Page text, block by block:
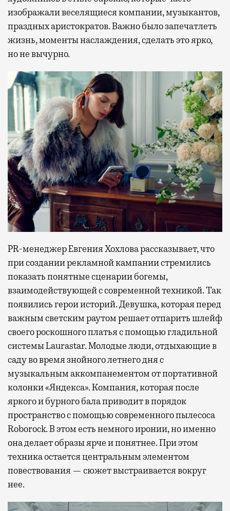
изображали веселящиеся компании, музыкантов,
праздных аристократов. Важно было запечатлеть
жизнь, моменты наслаждения, сделать это ярко,
но не вычурно.
PR-менеджер Евгения Хохлова рассказывает, что
при создании рекламной кампании стремились
показать понятные сценарии богемы,
взаимодействующей с современной техникой. Так
появились герои историй. Девушка, которая перед
важным светским раутом решает отпарить шлейф
своего роскошного платья с помощью гладильной
системы Laurastar. Молодые люди, отдыхающие в
саду во время знойного летнего дня с
музыкальным аккомпанементом от портативной
колонки «Яндекса». Компания, которая после
яркого и бурного бала приводит в порядок
пространство с помощью современного пылесоса
Roborock. В этом есть немного иронии, но именно
она делает образы ярче и понятнее. При этом
техника остается центральным элементом
повествования — сюжет выстраивается вокруг
нее.